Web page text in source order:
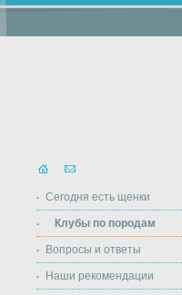
Сегодня есть щенки
Клубы по породам
Вопросы и ответы
Наши рекомендации